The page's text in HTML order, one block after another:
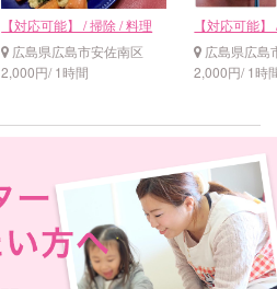
【対応可能】 / 掃除 / 料理
広島県広島市安佐南区
2,000円/ 1時間
【対応可能
広島県広島
2,000円/ 1時